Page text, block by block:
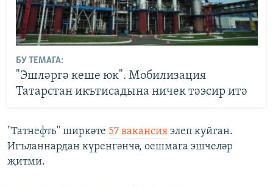
БУ ТЕМАГА:
"Эшләргә кеше юк". Мобилизация
Татарстан икътисадына ничек тәэсир итә
"Татнефть" ширкәте 57 вакансия элеп куйган.
Игъланнардан күренгәнчә, оешмага эшчеләр
җитми.